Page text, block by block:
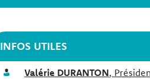
INFOS UTILES
Valérie DURANTON,